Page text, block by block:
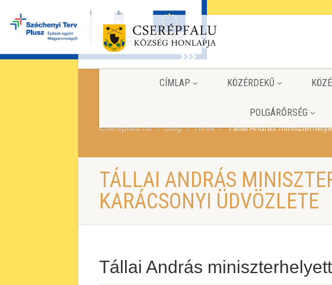
CÍMLAP KÖZÉRDEKŰ
POLGÁRŐRSÉG
Cserepfalu.hu Blog Hírek Tállai András
TÁLLAI ANDRÁS
KARÁCSONYI ÜDVÖZLETE
Tállai András